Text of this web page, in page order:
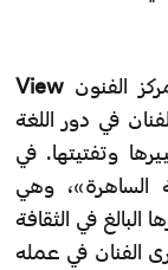
Viewهو عملٌ كُلّف الفنان بإنتاجه من قبل مركز الفنون
في دور اللغة
وتفتيتها. في
الساهرة»، وهي
البالغ في الثقافة